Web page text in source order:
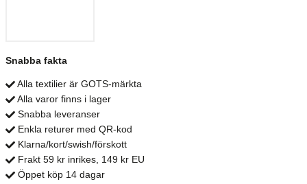
Snabba fakta
Alla textilier är GOTS-märkta
Alla varor finns i lager
Snabba leveranser
Enkla returer med QR-kod
Klarna/kort/swish/förskott
Frakt 59 kr inrikes, 149 kr EU
Öppet köp 14 dagar